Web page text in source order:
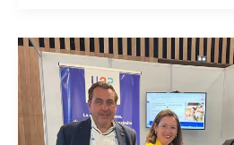
des
armées
soutient
concrètement
l’économie